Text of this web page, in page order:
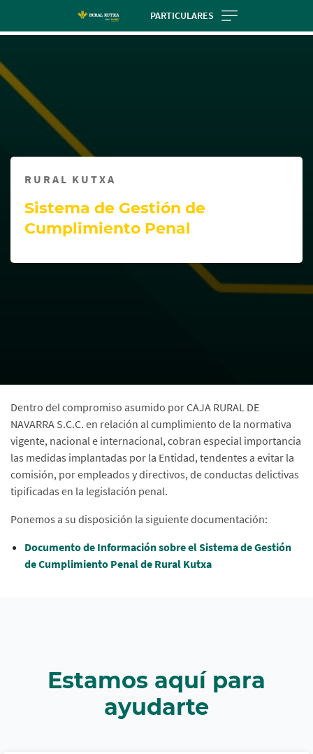
Skip
PARTICULARES
por
favor
espere...
RURAL KUTXA
Sistema de Gestión de
Cumplimiento Penal
Dentro del compromiso asumido por CAJA RURAL DE
NAVARRA S.C.C. en relación al cumplimiento de la normativa
vigente, nacional e internacional, cobran especial importancia
las medidas implantadas por la Entidad, tendentes a evitar la
comisión, por empleados y directivos, de conductas delictivas
tipificadas en la legislación penal.
Ponemos a su disposición la siguiente documentación:
Documento de Información sobre el Sistema de Gestión
de Cumplimiento Penal de Rural Kutxa
Estamos aquí para
ayudarte